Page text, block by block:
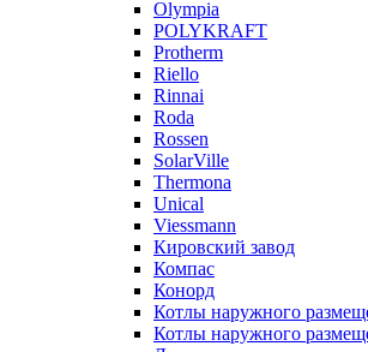
Olympia
POLYKRAFT
Protherm
Riello
Rinnai
Roda
Rossen
SolarVille
Thermona
Unical
Viessmann
Кировский завод
Компас
Конорд
Котлы наружного
Котлы наружного